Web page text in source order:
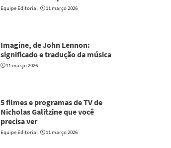
Equipe Editorial 11 março 2026
Imagine, de John Lennon:
significado e tradução da música
11 março 2026
5 filmes e programas de TV de
Nicholas Galitzine que você
precisa ver
Equipe Editorial 11 março 2026